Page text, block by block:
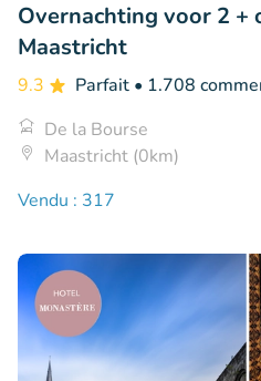
Overnachting voor 2
Maastricht
9.3 Parfait • 1.708
De la Bourse
Maastricht (0km)
Vendu : 317